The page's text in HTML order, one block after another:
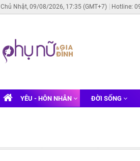
Chủ Nhật, 09/08/2026, 17:35 (GMT+7) Hotline:
YÊU - HÔN NHÂN ĐỜI SỐNG